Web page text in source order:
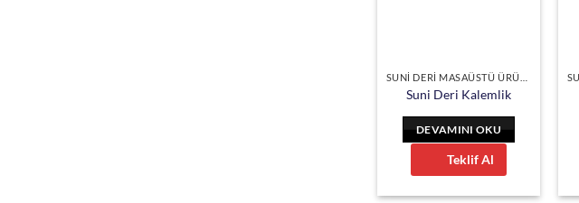
Suni Deri Kalemlik
DEVAMINI OKU
Teklif Al